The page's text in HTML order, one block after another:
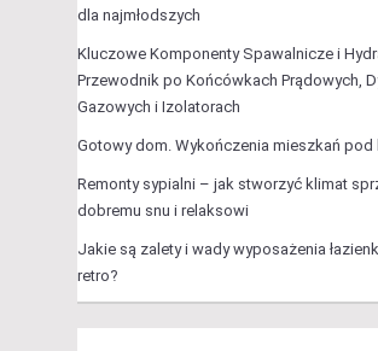
dla najmłodszych
Kluczowe Komponenty Spawalnicze i
Przewodnik po Końcówkach Prądowych,
Gazowych i Izolatorach
Gotowy dom. Wykończenia mieszkań pod
Remonty sypialni – jak stworzyć klimat
dobremu snu i relaksowi
Jakie są zalety i wady wyposażenia
retro?